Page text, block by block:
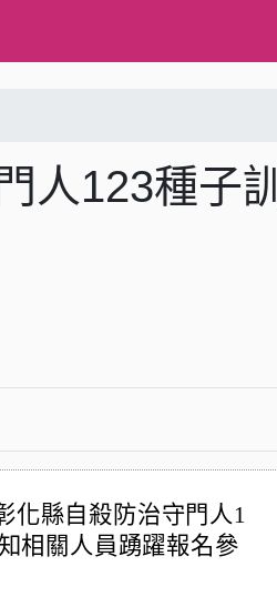
人123種子
化縣自殺防治守門人1
相關人員踴躍報名參